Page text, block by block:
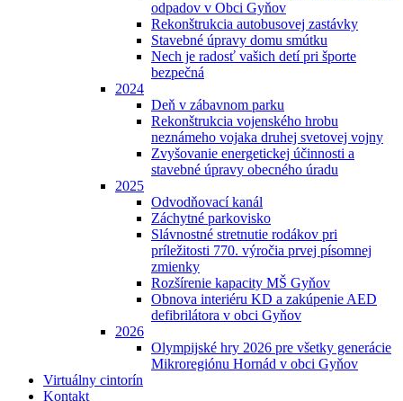
odpadov v Obci Gyňov
Rekonštrukcia autobusovej zastávky
Stavebné úpravy domu smútku
Nech je radosť vašich detí pri športe
bezpečná
2024
Deň v zábavnom parku
Rekonštrukcia vojenského hrobu
neznámeho vojaka druhej svetovej vojny
Zvyšovanie energetickej účinnosti a
stavebné úpravy obecného úradu
2025
Odvodňovací kanál
Záchytné parkovisko
Slávnostné stretnutie rodákov pri
príležitosti 770. výročia prvej písomnej
zmienky
Rozšírenie kapacity MŠ Gyňov
Obnova interiéru KD a zakúpenie AED
defibrilátora v obci Gyňov
2026
Olympijské hry 2026 pre všetky generácie
Mikroregiónu Hornád v obci Gyňov
Virtuálny cintorín
Kontakt